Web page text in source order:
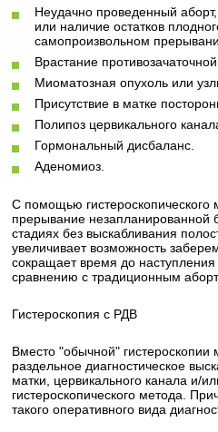
Неудачно проведенный
или наличие остатков
самопроизвольном
Врастание
Миоматозная опухоль или
Присутствие в матке
Полипоз цервикального
Гормональный дисбаланс.
Аденомиоз.
С помощью гистероскопического
прерывание незапланированной
стадиях без выскабливания
увеличивает возможность
сокращает время до
сравнению с традиционным
Гистероскопия с РДВ
Вместо "обычной" гистероскопии
раздельное диагностическое
матки, цервикального канала и/
гистероскопического метода.
такого оперативного вида